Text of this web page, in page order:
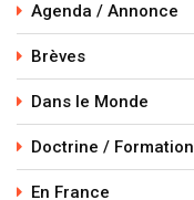
Agenda / Annonce
Brèves
Dans le Monde
Doctrine / Formation
En France